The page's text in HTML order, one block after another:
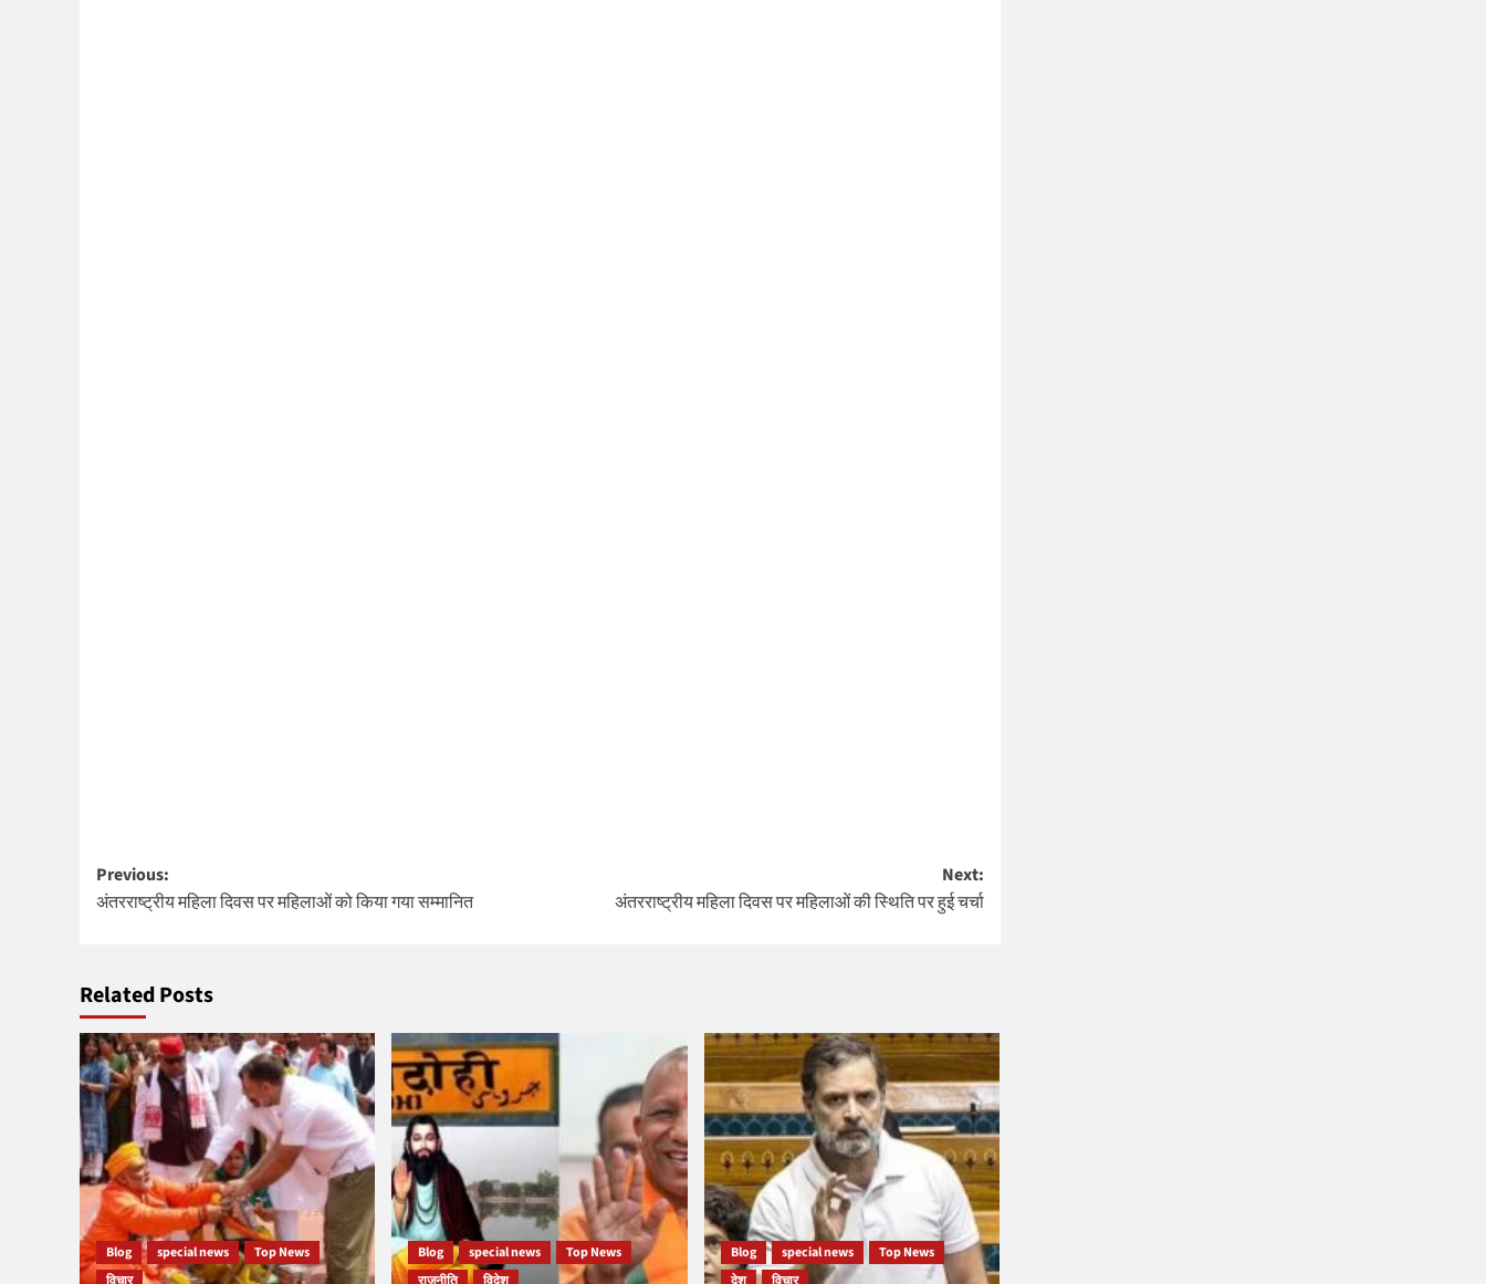
Post
navigation
Previous:
अंतरराष्ट्रीय महिला दिवस पर महिलाओं को किया गया सम्मानित
Next:
अंतरराष्ट्रीय महिला दिवस पर महिलाओं की स्थिति पर हुई चर्चा
Related Posts
Blog special news
Top News
Blog special news
Top News
Blog special news
Top News